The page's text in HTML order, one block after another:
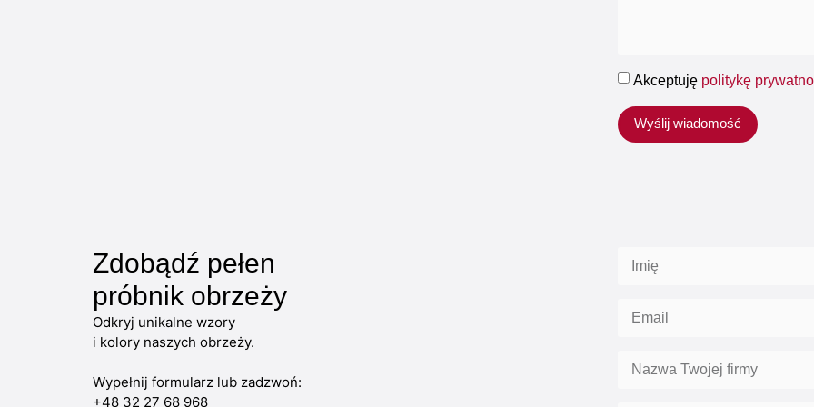
Akceptuję politykę
Wyślij wiadomość
Zdobądź pełen
próbnik obrzeży
Odkryj unikalne wzory
i kolory naszych obrzeży.
Wypełnij formularz lub zadzwoń:
+48 32 27 68 968